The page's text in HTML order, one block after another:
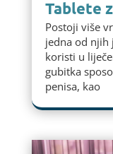
Tablete
Postoji više
jedna od njih
koristi u
gubitka
penisa, kao